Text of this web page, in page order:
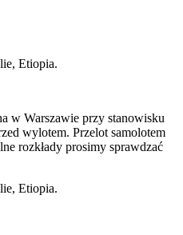
w Warszawie przy stanowisku
wylotem. Przelot samolotem
rozkłady prosimy sprawdzać